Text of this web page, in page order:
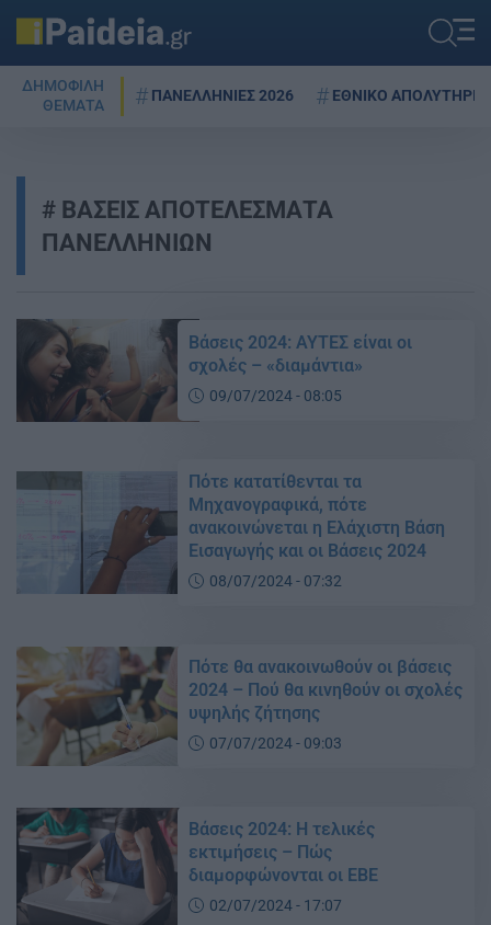
ΔΗΜΟΦΙΛΗ
ΘΕΜΑΤΑ
ΠΑΝΕΛΛΗΝΙΕΣ 2026 ΕΘΝΙΚΟ ΑΠΟΛΥΤΗΡΙΟ
ΒΑΣΕΙΣ ΑΠΟΤΕΛΕΣΜΑΤΑ
ΠΑΝΕΛΛΗΝΙΩΝ
Βάσεις 2024: ΑΥΤΕΣ είναι οι
σχολές – «διαμάντια»
09/07/2024 - 08:05
Πότε κατατίθενται τα
Μηχανογραφικά, πότε
ανακοινώνεται η Ελάχιστη Βάση
Εισαγωγής και οι Βάσεις 2024
08/07/2024 - 07:32
Πότε θα ανακοινωθούν οι βάσεις
2024 – Πού θα κινηθούν οι σχολές
υψηλής ζήτησης
07/07/2024 - 09:03
Βάσεις 2024: Η τελικές
εκτιμήσεις – Πώς
διαμορφώνονται οι ΕΒΕ
02/07/2024 - 17:07